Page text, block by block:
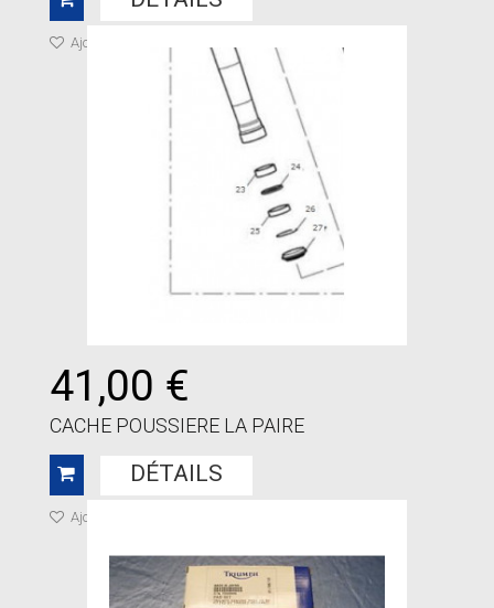
Ajouter à ma liste de cadeaux
41,00 €
CACHE POUSSIERE LA PAIRE
DÉTAILS
Ajouter à ma liste de cadeaux